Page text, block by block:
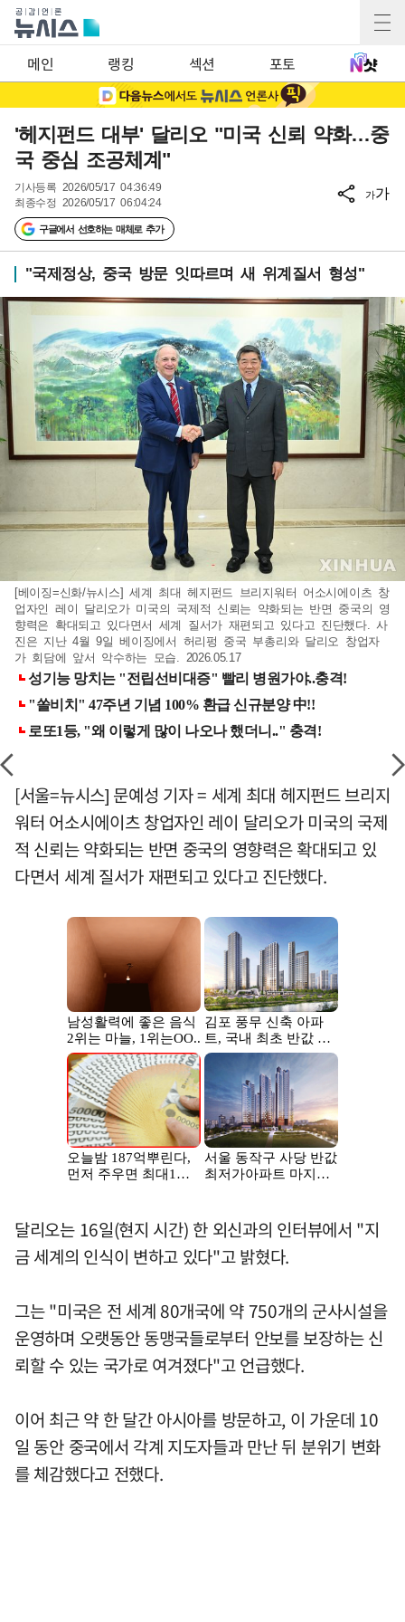
메인 랭킹 섹션 포토
'헤지펀드 대부' 달리오 "미국 신뢰 약화…중
국 중심 조공체계"
기사등록 2026/05/17 04:36:49
최종수정 2026/05/17 06:04:24
구글에서 선호하는 매체로 추가
가가
"국제정상, 중국 방문 잇따르며 새 위계질서 형성"
[베이징=신화/뉴시스] 세계 최대 헤지펀드 브리지워터 어소시에이츠 창
업자인 레이 달리오가 미국의 국제적 신뢰는 약화되는 반면 중국의 영
향력은 확대되고 있다면서 세계 질서가 재편되고 있다고 진단했다. 사
진은 지난 4월 9일 베이징에서 허리펑 중국 부총리와 달리오 창업자
가 회담에 앞서 악수하는 모습. 2026.05.17
[서울=뉴시스] 문예성 기자 = 세계 최대 헤지펀드 브리지
워터 어소시에이츠 창업자인 레이 달리오가 미국의 국제
적 신뢰는 약화되는 반면 중국의 영향력은 확대되고 있
다면서 세계 질서가 재편되고 있다고 진단했다.
달리오는 16일(현지 시간) 한 외신과의 인터뷰에서 "지
금 세계의 인식이 변하고 있다"고 밝혔다.
그는 "미국은 전 세계 80개국에 약 750개의 군사시설을
운영하며 오랫동안 동맹국들로부터 안보를 보장하는 신
뢰할 수 있는 국가로 여겨졌다"고 언급했다.
이어 최근 약 한 달간 아시아를 방문하고, 이 가운데 10
일 동안 중국에서 각계 지도자들과 만난 뒤 분위기 변화
를 체감했다고 전했다.